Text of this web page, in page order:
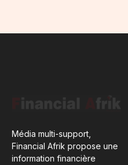
Média multi-support,
Financial Afrik propose une
information financière